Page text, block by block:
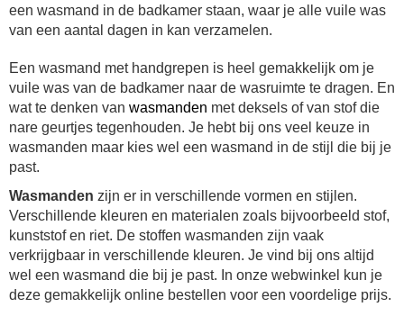
een wasmand in de badkamer staan, waar je alle vuile was
van een aantal dagen in kan verzamelen.
Een wasmand met handgrepen is heel gemakkelijk om je
vuile was van de badkamer naar de wasruimte te dragen. En
wat te denken van wasmanden met deksels of van stof die
nare geurtjes tegenhouden. Je hebt bij ons veel keuze in
wasmanden maar kies wel een wasmand in de stijl die bij je
past.
Wasmanden zijn er in verschillende vormen en stijlen.
Verschillende kleuren en materialen zoals bijvoorbeeld stof,
kunststof en riet. De stoffen wasmanden zijn vaak
verkrijgbaar in verschillende kleuren. Je vind bij ons altijd
wel een wasmand die bij je past. In onze webwinkel kun je
deze gemakkelijk online bestellen voor een voordelige prijs.